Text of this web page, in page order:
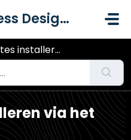
SERA Business Design B.V.
via het hoofdscherm
via het